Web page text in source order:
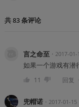
共83条评论
言之命至・ 2017-01-
如果一个游戏有潜
11 回复
兜帽诺・ 2017-01-15